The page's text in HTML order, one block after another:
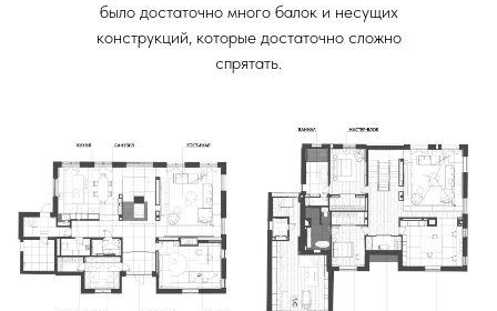
было достаточно много балок и несущих
конструкций, которые достаточно сложно
спрятать.